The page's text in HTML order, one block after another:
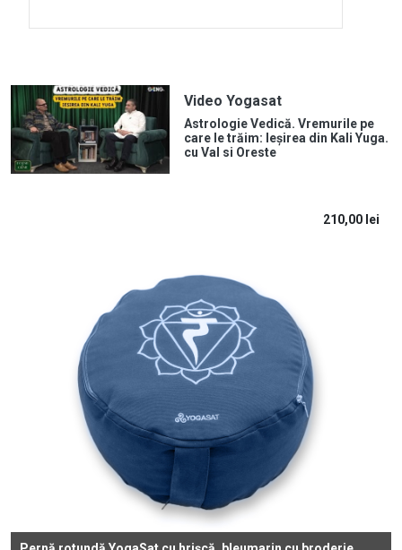
Video Yogasat
Astrologie Vedică. Vremurile pe
care le trăim: Ieșirea din Kali Yuga.
cu Val si Oreste
210,00 lei